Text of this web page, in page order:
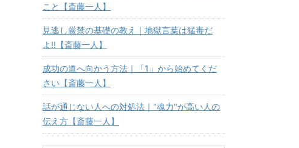
こと【斎藤一人】
見逃し厳禁の基礎の教え｜地獄言葉は猛毒だ
よ!!【斎藤一人】
成功の道へ向かう方法｜「1」から始めてくだ
さい【斎藤一人】
話が通じない人への対処法｜"魂力"が高い人の
伝え方【斎藤一人】